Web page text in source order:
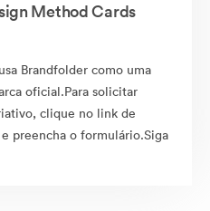
Method Cards
Brandfolder como uma
oficial.Para solicitar
clique no link de
preencha o formulário.Siga